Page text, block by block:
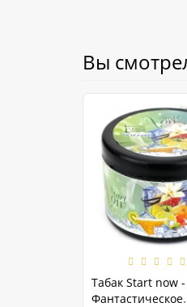
Вы
Табак Start now
Фантастическое